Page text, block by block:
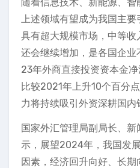
上述领域有望成为我国主
具有超大规模市场，中等
还会继续增加，是各国企
23年外商直接投资资本金
比较2021年上升10个百分
力将持续吸引外资深耕国内
国家外汇管理局副局长、
示，展望2024年，我国发
因素，经济回升向好、长